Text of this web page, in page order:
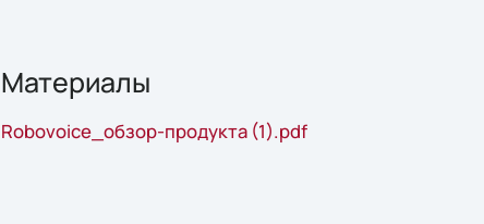
Материалы
Robovoice_обзор-продукта (1).pdf